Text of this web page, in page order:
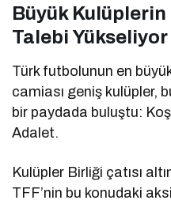
Büyük
Talebi Yükseliyor
Türk futbolunun en
camiası geniş kulüpler,
bir paydada buluştu:
Adalet.
Kulüpler Birliği çatısı
TFF’nin bu konudaki